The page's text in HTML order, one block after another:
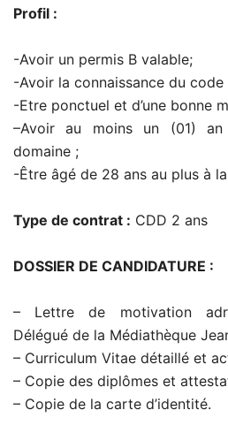
Profil :
-Avoir un permis B valable;
-Avoir la connaissance du
-Etre ponctuel et d’une bonne
–Avoir au moins un (01) an
domaine ;
-Être âgé de 28 ans au plus à
Type de contrat : CDD 2 ans
DOSSIER DE CANDIDATURE :
– Lettre de motivation
Délégué de la Médiathèque
– Curriculum Vitae détaillé et
– Copie des diplômes et
– Copie de la carte d’identité.